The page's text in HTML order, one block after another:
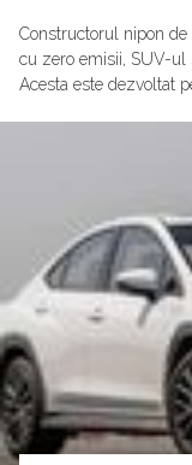
Constructorul nipon
cu zero emisii, SUV-ul
Acesta este dezvoltat